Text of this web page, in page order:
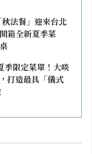
法餐」迎來台北
箱全新夏季菜
季限定菜單！大啖
打造最具「儀式